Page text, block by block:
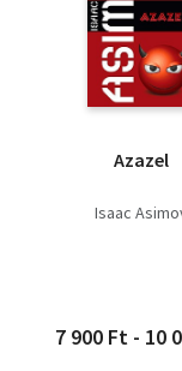
Azazel
Isaac
7 900 Ft - 10